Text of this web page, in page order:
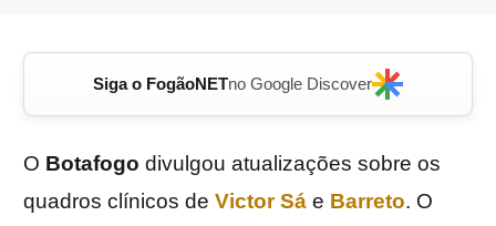
Siga o FogãoNETno Google Discover
O Botafogo divulgou atualizações sobre os
quadros clínicos de Victor Sá e Barreto. O